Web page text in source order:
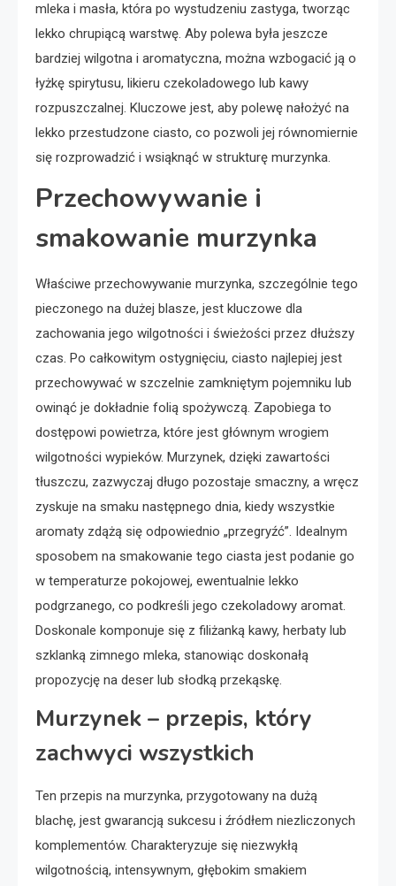
mleka i masła, która po wystudzeniu zastyga, tworząc
lekko chrupiącą warstwę. Aby polewa była jeszcze
bardziej wilgotna i aromatyczna, można wzbogacić ją o
łyżkę spirytusu, likieru czekoladowego lub kawy
rozpuszczalnej. Kluczowe jest, aby polewę nałożyć na
lekko przestudzone ciasto, co pozwoli jej równomiernie
się rozprowadzić i wsiąknąć w strukturę murzynka.
Przechowywanie i
smakowanie murzynka
Właściwe przechowywanie murzynka, szczególnie tego
pieczonego na dużej blasze, jest kluczowe dla
zachowania jego wilgotności i świeżości przez dłuższy
czas. Po całkowitym ostygnięciu, ciasto najlepiej jest
przechowywać w szczelnie zamkniętym pojemniku lub
owinąć je dokładnie folią spożywczą. Zapobiega to
dostępowi powietrza, które jest głównym wrogiem
wilgotności wypieków. Murzynek, dzięki zawartości
tłuszczu, zazwyczaj długo pozostaje smaczny, a wręcz
zyskuje na smaku następnego dnia, kiedy wszystkie
aromaty zdążą się odpowiednio „przegryźć”. Idealnym
sposobem na smakowanie tego ciasta jest podanie go
w temperaturze pokojowej, ewentualnie lekko
podgrzanego, co podkreśli jego czekoladowy aromat.
Doskonale komponuje się z filiżanką kawy, herbaty lub
szklanką zimnego mleka, stanowiąc doskonałą
propozycję na deser lub słodką przekąskę.
Murzynek – przepis, który
zachwyci wszystkich
Ten przepis na murzynka, przygotowany na dużą
blachę, jest gwarancją sukcesu i źródłem niezliczonych
komplementów. Charakteryzuje się niezwykłą
wilgotnością, intensywnym, głębokim smakiem